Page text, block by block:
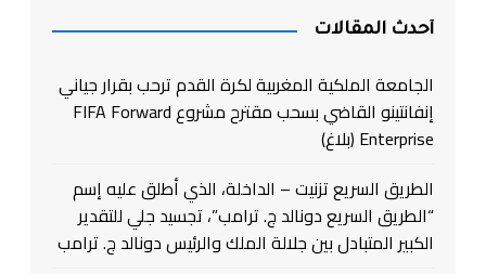
أحدث المقالات
الجامعة الملكية المغربية لكرة القدم ترحب بقرار جياني
إنفانتينو القاضي بسحب مقترح مشروع FIFA Forward
Enterprise (بلاغ)
الطريق السريع تزنيت – الداخلة، الذي أطلق عليه إسم
“الطريق السريع دونالد ج. ترامب”، تجسيد جلي للتقدير
الكبير المتبادل بين جلالة الملك والرئيس دونالد ج. ترامب